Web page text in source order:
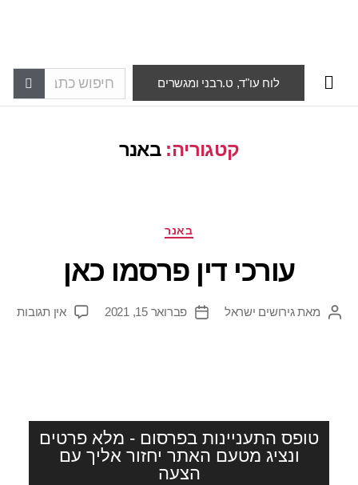
לוח עו"ד, ט.רבני ומגשרים
קטגוריה: באנר
באנר
עורכי דין פרסמו כאן
מאתגירושים ישראל פברואר 15, 2021 אין תגובות
טופס התעניינות בפרסום - מלא פרטים
ונציג מטעם האתר יחזור אליך עם
הצעה